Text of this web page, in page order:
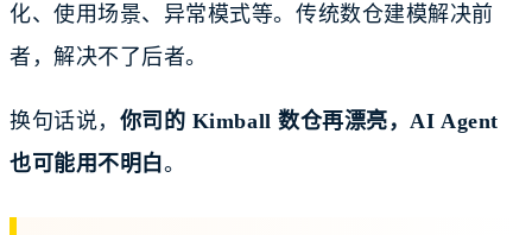
化、使用场景、异常模式等。传统数仓建模解决前
者，解决不了后者。
换句话说， 你司的 Kimball 数仓再漂亮，AI Agent
也可能用不明白。